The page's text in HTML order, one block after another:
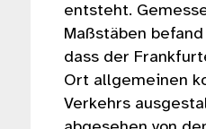
entsteht.
Maßstäben befand
dass der
Ort allgemeinen
Verkehrs